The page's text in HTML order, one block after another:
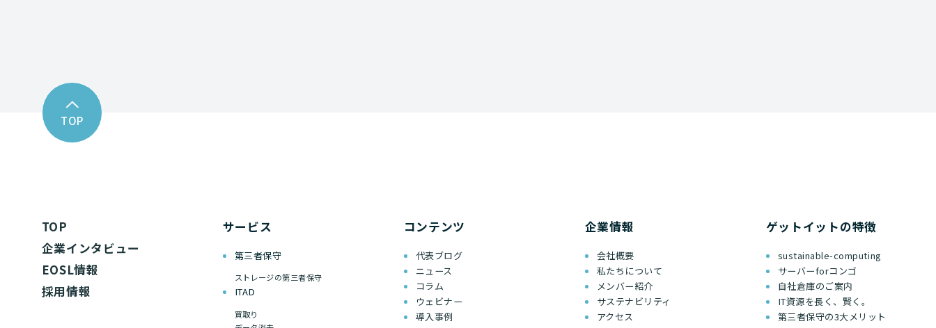
TOP
TOP
企業インタビュー
EOSL情報
採用情報
サービス
第三者保守
ストレージの第三者保守
ITAD
買取り
コンテンツ
代表ブログ
ニュース
コラム
ウェビナー
導入事例
企業情報
会社概要
私たちについて
メンバー紹介
サステナビリティ
アクセス
ゲットイットの特徴
sustainable-computing
サーバーforコンゴ
自社倉庫のご案内
IT資源を長く、賢く。
第三者保守の3大メリット